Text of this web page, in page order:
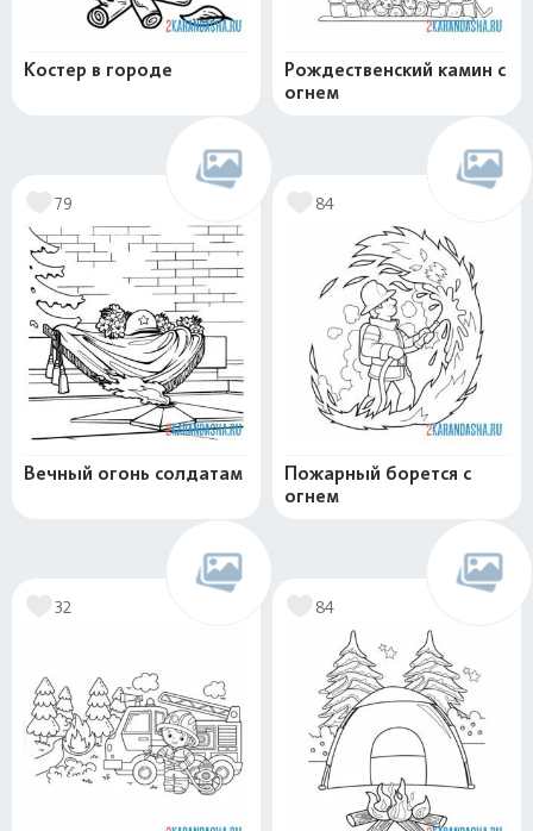
Костер в городе
Рождественский камин с
огнем
79
Вечный огонь солдатам
84
Пожарный борется с
огнем
32 84